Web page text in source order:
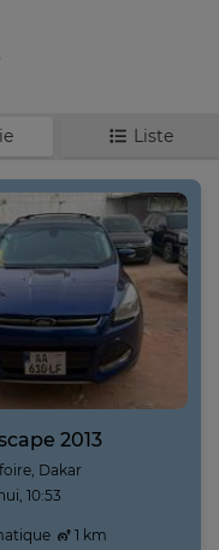
Liste
2013
Dakar
10:53
1 km